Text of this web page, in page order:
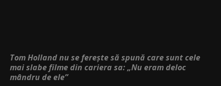
Tom Holland nu se ferește să spună care sunt cele
mai slabe filme din cariera sa: „Nu eram deloc
mândru de ele”